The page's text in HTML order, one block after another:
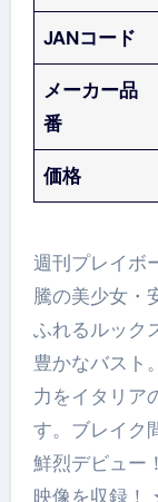
JANコード
メーカー品
番
価格
週刊プレイボ
騰の美少女・
ふれるルック
豊かなバスト
力をイタリア
す。ブレイク
鮮烈デビュー
映像を収録！